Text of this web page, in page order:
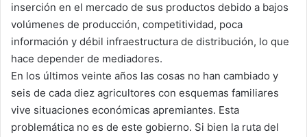
inserción en el mercado de sus productos debido a bajos
volúmenes de producción, competitividad, poca
información y débil infraestructura de distribución, lo que
hace depender de mediadores.
En los últimos veinte años las cosas no han cambiado y
seis de cada diez agricultores con esquemas familiares
vive situaciones económicas apremiantes. Esta
problemática no es de este gobierno. Si bien la ruta del